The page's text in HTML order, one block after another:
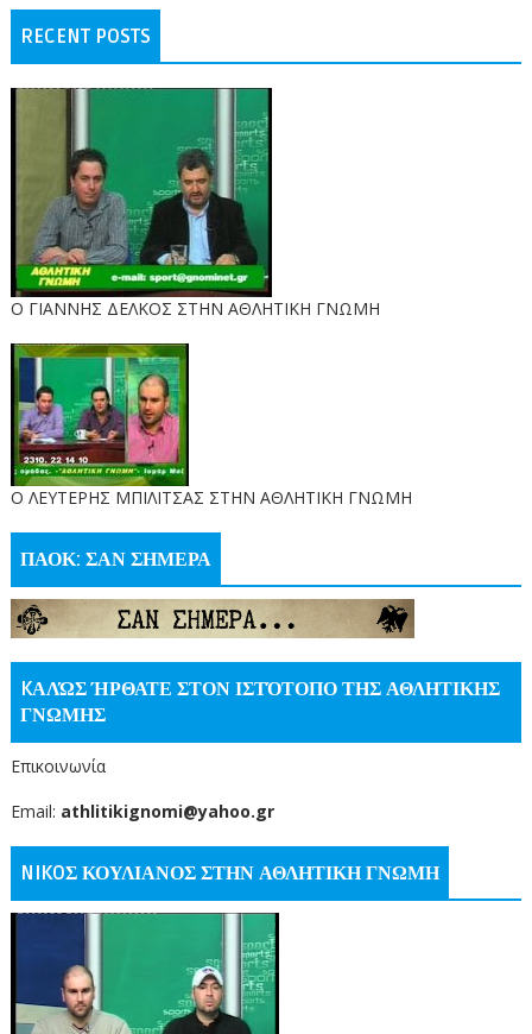
RECENT POSTS
Ο ΓΙΑΝΝΗΣ ΔΕΛΚΟΣ ΣΤΗΝ ΑΘΛΗΤΙΚΗ ΓΝΩΜΗ
O ΛΕΥΤΕΡΗΣ ΜΠΙΛΙΤΣΑΣ ΣΤΗΝ ΑΘΛΗΤΙΚΗ ΓΝΩΜΗ
ΠΑΟΚ: ΣΑΝ ΣΗΜΕΡΑ
KΑΛΏΣ ΉΡΘΑΤΕ ΣΤΟΝ ΙΣΤΌΤΟΠΟ ΤΗΣ ΑΘΛΗΤΙΚΗΣ
ΓΝΩΜΗΣ
Επικοινωνία
Email: athlitikignomi@yahoo.gr
NIKOΣ ΚΟΥΛΙΑΝΟΣ ΣΤΗΝ ΑΘΛΗΤΙΚΗ ΓΝΩΜΗ